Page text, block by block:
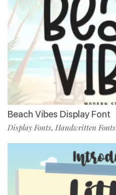
Beach Vibes Display Font
Display Fonts, Handwritten Fonts